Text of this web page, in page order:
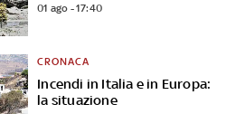
01 ago - 17:40
Incendi in Italia e in Europa:
la situazione
CRONACA